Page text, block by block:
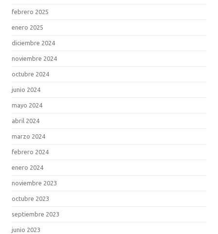
febrero 2025
enero 2025
diciembre 2024
noviembre 2024
octubre 2024
junio 2024
mayo 2024
abril 2024
marzo 2024
febrero 2024
enero 2024
noviembre 2023
octubre 2023
septiembre 2023
junio 2023